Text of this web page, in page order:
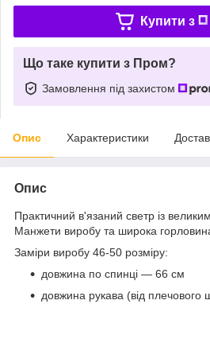
Купити з
Що таке купити з Пром?
Замовлення під захистом
Опис Характеристики
Опис
Практичний в'язаний светр із
Манжети виробу та широка
Заміри виробу 46-50 розміру:
довжина по спинці — 66 см
довжина рукава (від